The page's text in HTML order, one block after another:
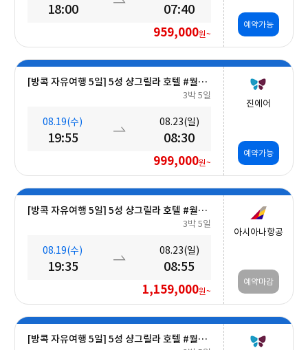
18:00 07:40
959,000원~
예약가능
[방콕 자유여행 5일] 5성 샹그릴라 호텔 #월드체인 #차오프라야강변 #조식포함 #호캉스 #도심접근성
3박 5일
08.19(수)
19:55
08.23(일)
08:30
999,000원~
진에어
예약가능
[방콕 자유여행 5일] 5성 샹그릴라 호텔 #월드체인 #차오프라야강변 #조식포함 #호캉스 #도심접근성
3박 5일
08.19(수)
19:35
08.23(일)
08:55
1,159,000원~
아시아나항공
예약마감
[방콕 자유여행 5일] 5성 샹그릴라 호텔 #월드체인 #차오프라야강변 #조식포함 #호캉스 #도심접근성